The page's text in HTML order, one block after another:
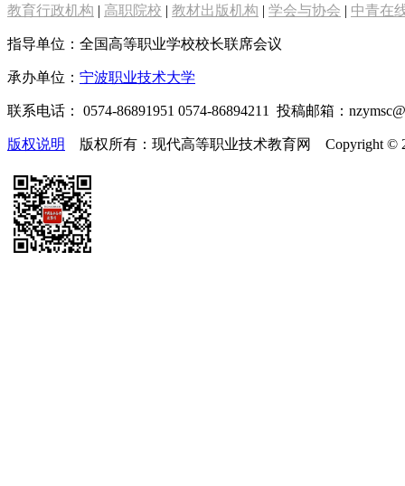
教育行政机构 | 高职院校 | 教材出版机构 | 学会与协会 | 中青在
指导单位：全国高等职业学校校长联席会议
承办单位： 宁波职业技术大学
联系电话： 0574-86891951 0574-86894211 投稿邮箱：
版权说明 版权所有：现代高等职业技术教育网 Copyright ©